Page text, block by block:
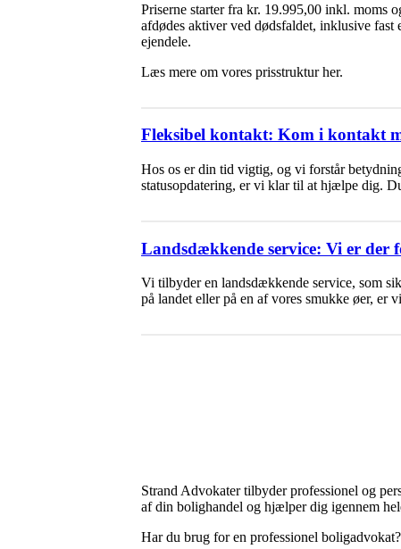
Priserne starter fra kr. 19.995,00 inkl. moms
afdødes aktiver ved dødsfaldet, inklusive
ejendele.
Læs mere om vores prisstrukturher.
Fleksibel kontakt: Kom i kontakt
Hos os er din tid vigtig, og vi forstår
statusopdatering, er vi klar til at hjælpe dig.
Landsdækkende service: Vi er der
Vi tilbyder en landsdækkende service, som
på landet eller på en af vores smukke øer, er
Strand Advokater tilbyder professionel og
af din bolighandel og hjælper dig igennem
Har du brug for en professionel